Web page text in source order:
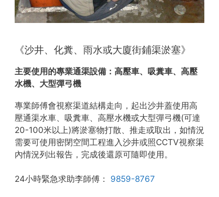
《沙井、化糞、雨水或大廈街鋪渠淤塞》
主要使用的專業通渠設備： 高壓車、吸糞車、高壓
水機、大型彈弓機
專業師傅會視察渠道結構走向，起出沙井蓋使用高
壓通渠水車、吸糞車、高壓水機或大型彈弓機(可達
20-100米以上)將淤塞物打散、推走或取出，如情況
需要可使用密閉空間工程進入沙井或照CCTV視察渠
內情況列出報告，完成後還原可隨即使用。
24小時緊急求助李師傅： 9859-8767